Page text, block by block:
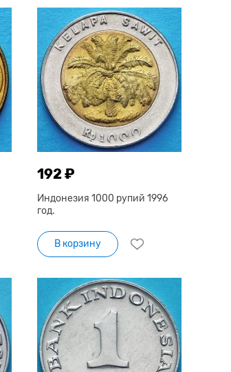
192 ₽
Индонезия 1000 рупий 1996
год.
В корзину